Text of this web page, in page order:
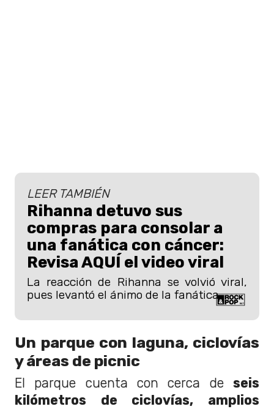
LEER TAMBIÉN
Rihanna detuvo sus
compras para consolar a
una fanática con cáncer:
Revisa AQUÍ el video viral
La reacción de Rihanna se volvió viral,
pues levantó el ánimo de la fanática.
Un parque con laguna, ciclovías
y áreas de picnic
El parque cuenta con cerca de seis
kilómetros de ciclovías, amplios